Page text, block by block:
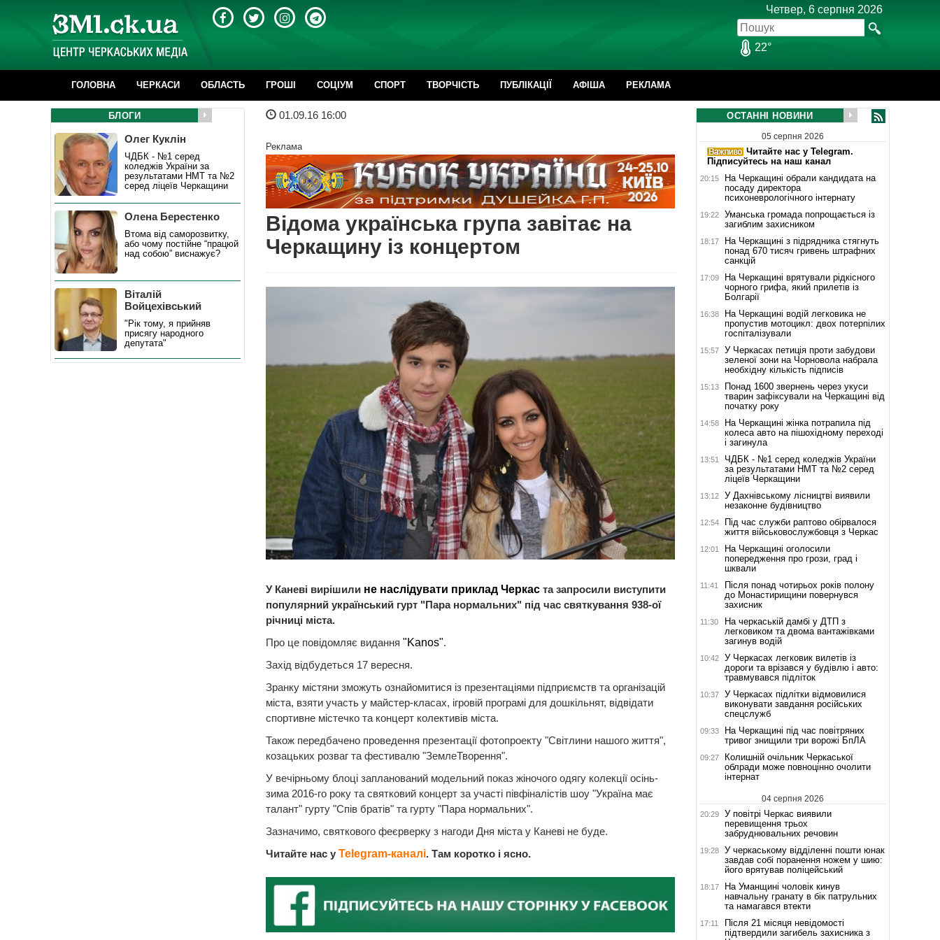
Четвер, 6 серпня 2026
22°
ГОЛОВНА ЧЕРКАСИ ОБЛАСТЬ ГРОШІ CОЦІУМ СПОРТ ТВОРЧІСТЬ ПУБЛІКАЦІЇ АФІША РЕКЛАМА
01.09.16 16:00
Реклама
Відома українська група завітає на
Черкащину із концертом
У Каневі вирішили не наслідувати приклад Черкаста запросили виступити
популярний український гурт "Пара нормальних" під час святкування 938-ої
річниці міста.
Про це повідомляє видання "Kanos".
Захід відбудеться 17 вересня.
Зранку містяни зможуть ознайомитися із презентаціями підприємств та організацій
міста, взяти участь у майстер-класах, ігровій програмі для дошкільнят, відвідати
спортивне містечко та концерт колективів міста.
Також передбачено проведення презентації фотопроекту "Світлини нашого життя",
козацьких розваг та фестивалю "ЗемлеТворення".
У вечірньому блоці запланований модельний показ жіночого одягу колекції осінь-
зима 2016-го року та святковий концерт за участі півфіналістів шоу "Україна має
талант" гурту "Спів братів" та гурту "Пара нормальних".
Зазначимо, святкового феєрверку з нагоди Дня міста у Каневі не буде.
Читайте нас у Telegram-каналі. Там коротко і ясно.
БЛОГИ
Олег Куклін
ЧДБК - №1 серед
коледжів України за
результатами НМТ та №2
серед ліцеїв Черкащини
Олена Берестенко
Втома від саморозвитку,
або чому постійне “працюй
над собою” виснажує?
Віталій
Войцехівський
"Рік тому, я прийняв
присягу народного
депутата"
ОСТАННІ НОВИНИ
05 серпня 2026
Читайте нас у Telegram.
Підписуйтесь на наш канал
20:15
На Черкащині обрали кандидата на
посаду директора
психоневрологічного інтернату
19:22
Уманська громада попрощається із
загиблим захисником
18:17
На Черкащині з підрядника стягнуть
понад 670 тисяч гривень штрафних
санкцій
17:09
На Черкащині врятували рідкісного
чорного грифа, який прилетів із
Болгарії
16:38
На Черкащині водій легковика не
пропустив мотоцикл: двох потерпілих
госпіталізували
15:57
У Черкасах петиція проти забудови
зеленої зони на Чорновола набрала
необхідну кількість підписів
15:13
Понад 1600 звернень через укуси
тварин зафіксували на Черкащині від
початку року
14:58
На Черкащині жінка потрапила під
колеса авто на пішохідному переході
і загинула
13:51
ЧДБК - №1 серед коледжів України
за результатами НМТ та №2 серед
ліцеїв Черкащини
13:12
У Дахнівському лісництві виявили
незаконне будівництво
12:54
Під час служби раптово обірвалося
життя військовослужбовця з Черкас
12:01
На Черкащині оголосили
попередження про грози, град і
шквали
11:41
Після понад чотирьох років полону
до Монастирищини повернувся
захисник
11:30
На черкаській дамбі у ДТП з
легковиком та двома вантажівками
загинув водій
10:42
У Черкасах легковик вилетів із
дороги та врізався у будівлю і авто:
травмувався підліток
10:37
У Черкасах підлітки відмовилися
виконувати завдання російських
спецслужб
09:33
На Черкащині під час повітряних
тривог знищили три ворожі БпЛА
09:27
Колишній очільник Черкаської
облради може повноцінно очолити
інтернат
04 серпня 2026
20:29
У повітрі Черкас виявили
перевищення трьох
забруднювальних речовин
19:28
У черкаському відділенні пошти юнак
завдав собі поранення ножем у шию:
його врятував поліцейський
18:17
На Уманщині чоловік кинув
навчальну гранату в бік патрульних
та намагався втекти
17:11
Після 21 місяця невідомості
підтвердили загибель захисника з